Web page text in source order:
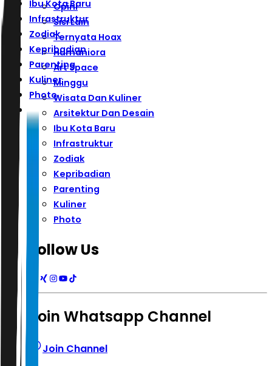
Ibu Kota Baru
Infrastruktur
Zodiak
Kepribadian
Parenting
Kuliner
Photo
Opini
Sisi Lain
Ternyata Hoax
Humaniora
Art Space
Minggu
Wisata Dan Kuliner
Arsitektur Dan Desain
Ibu Kota Baru
Infrastruktur
Zodiak
Kepribadian
Parenting
Kuliner
Photo
Follow Us
Join Whatsapp Channel
Join Channel